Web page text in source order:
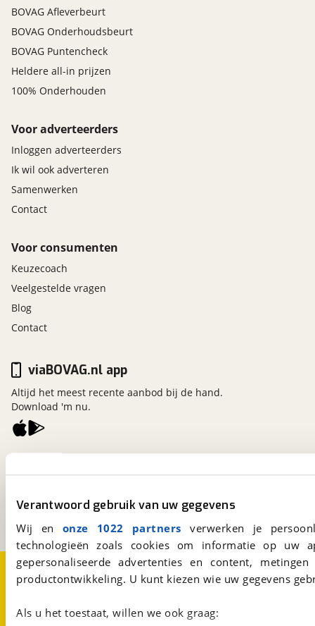
Verantwoord gebruik van uw gegevens
Wij en onze 1022 partners verwerken je
technologieën zoals cookies om informatie op
gepersonaliseerde advertenties en content,
productontwikkeling. U kunt kiezen wie uw gegevens
Als u het toestaat, willen we ook graag:
BOVAG Afleverbeurt
BOVAG Onderhoudsbeurt
BOVAG Puntencheck
Heldere all-in prijzen
100% Onderhouden
Voor adverteerders
Inloggen adverteerders
Ik wil ook adverteren
Samenwerken
Contact
Voor consumenten
Keuzecoach
Veelgestelde vragen
Blog
Contact
Een initiatief van
viaBOVAG.nl app
Altijd het meest recente aanbod bij de hand.
Download 'm nu.
Over viaBOVAG.nlDisclaimer- en Privacyverklaring
CookievoorkeurenVacatures